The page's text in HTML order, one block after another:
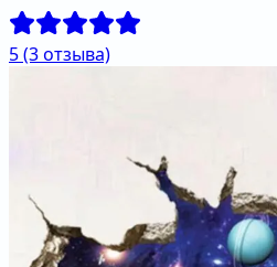
5(3 отзыва)